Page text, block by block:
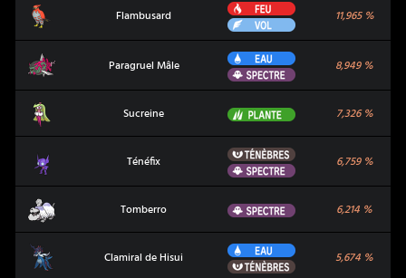
Flambusard
Feu
Vol
11,965%
Paragruel Mâle
Eau
Spectre
8,949%
Sucreine Plante 7,326%
Ténéfix
Ténèbres
Spectre
6,759%
Tomberro Spectre 6,214 %
Clamiral de Hisui
Eau
Ténèbres
5,674 %